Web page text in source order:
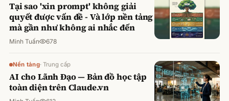
Tại sao 'xin prompt' không giải
quyết được vấn đề - Và lớp nền tảng
mà gần như không ai nhắc đến
Minh Tuấn 678
Nền tảng· Trung cấp
AI cho Lãnh Đạo — Bản đồ học tập
toàn diện trên Claude.vn